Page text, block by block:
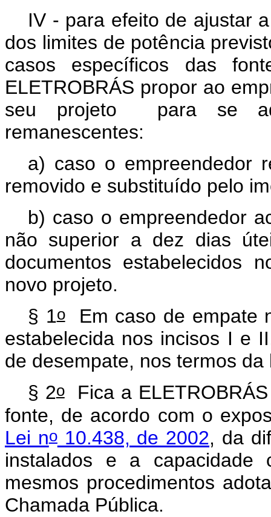
IV - para efeito de ajustar
dos limites de potência
casos específicos das
ELETROBRÁS propor ao
seu projeto
para se
remanescentes:
a) caso o empreendedor
removido e substituído pelo
b) caso o empreendedor
não superior a dez dias
documentos estabelecidos
novo projeto.
§ 1oEm caso de empate
estabelecida nos incisos I e
de desempate, nos termos
§ 2oFica a ELETROBRÁS
fonte, de acordo com o
Lei no10.438, de 2002, da
instalados e a capacidade
mesmos procedimentos
Chamada Pública.